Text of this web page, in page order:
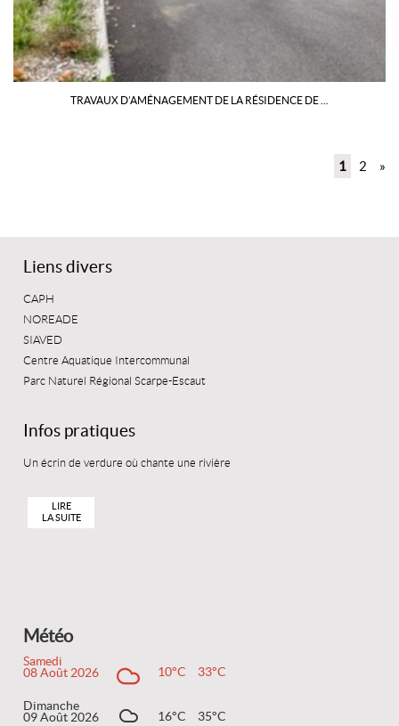
TRAVAUX D’AMÉNAGEMENT DE LA RÉSIDENCE DE ...
1 2 »
Liens divers
CAPH
NOREADE
SIAVED
Centre Aquatique Intercommunal
Parc Naturel Régional Scarpe-Escaut
Infos pratiques
Un écrin de verdure où chante une rivière
LIRE
LA SUITE
Météo
Samedi
08 Août 2026
10°C 33°C
Dimanche
09 Août 2026
16°C 35°C